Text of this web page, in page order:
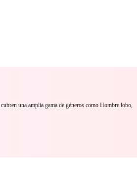
OrientalJuegosHistoriaMM RomanceSci-Fi
una amplia gama de géneros como Hombre lobo,